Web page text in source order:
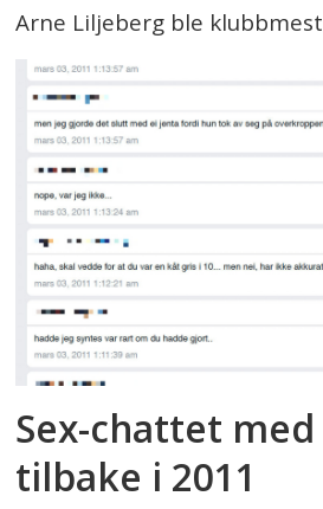
Arne Liljeberg ble
Sex-chattet
tilbake i 2011